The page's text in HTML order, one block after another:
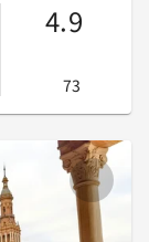
4.9
73